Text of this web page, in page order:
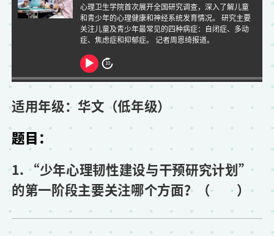
心理卫生学院首次展开全国研究调查，深入了解儿童
和青少年的心理健康和神经系统发育情况。 研究主要
关注儿童及青少年最常见的四种病症：自闭症、多动
症、焦虑症和抑郁症。 记者周恩绮报道。
A
u
d
P
l
a
y
10
适用年级：华文（低年级）
题目：
1. “少年心理韧性建设与干预研究计划”
的第一阶段主要关注哪个方面？（ ）